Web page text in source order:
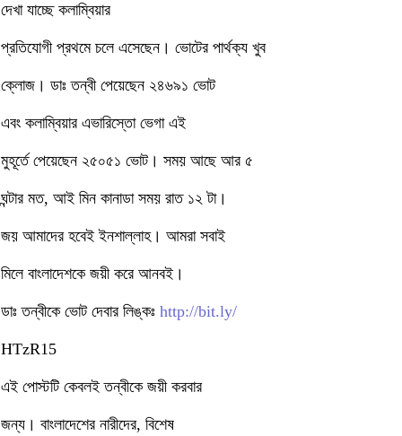
দেখা যাচ্ছে কলাম্বিয়ার
প্রতিযোগী প্রথমে চলে এসেছেন। ভোটের পার্থক্য খুব
ক্লোজ। ডাঃ তন্বী পেয়েছেন ২৪৬৯১ ভোট
এবং কলাম্বিয়ার এভারিস্তো ভেগা এই
মুহূর্তে পেয়েছেন ২৫০৫১ ভোট। সময় আছে আর ৫
ঘন্টার মত, আই মিন কানাডা সময় রাত ১২ টা।
জয় আমাদের হবেই ইনশাল্লাহ। আমরা সবাই
মিলে বাংলাদেশকে জয়ী করে আনবই।
ডাঃ তন্বীকে ভোট দেবার লিঙ্কঃ http://bit.ly/
HTzR15
এই পোস্টটি কেবলই তন্বীকে জয়ী করবার
জন্য। বাংলাদেশের নারীদের, বিশেষ